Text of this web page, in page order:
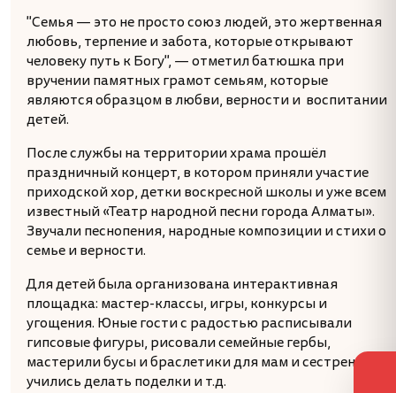
"Семья — это не просто союз людей, это жертвенная
любовь, терпение и забота, которые открывают
человеку путь к Богу", — отметил батюшка при
вручении памятных грамот семьям, которые
являются образцом в любви, верности и воспитании
детей.
После службы на территории храма прошёл
праздничный концерт, в котором приняли участие
приходской хор, детки воскресной школы и уже всем
известный «Театр народной песни города Алматы».
Звучали песнопения, народные композиции и стихи о
семье и верности.
Для детей была организована интерактивная
площадка: мастер-классы, игры, конкурсы и
угощения. Юные гости с радостью расписывали
гипсовые фигуры, рисовали семейные гербы,
мастерили бусы и браслетики для мам и сестренок,
учились делать поделки и т.д.